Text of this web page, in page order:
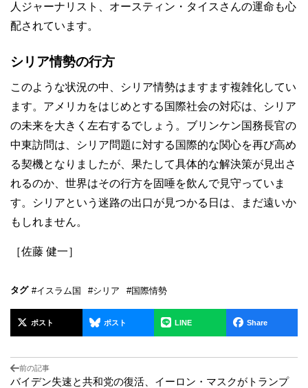
人ジャーナリスト、オースティン・タイスさんの運命も心
配されています。
シリア情勢の行方
このような状況の中、シリア情勢はますます複雑化してい
ます。アメリカをはじめとする国際社会の対応は、シリア
の未来を大きく左右するでしょう。ブリンケン国務長官の
中東訪問は、シリア問題に対する国際的な関心を再び高め
る契機となりましたが、果たして具体的な解決策が見出さ
れるのか、世界はその行方を固唾を飲んで見守っていま
す。シリアという迷路の出口が見つかる日は、まだ遠いか
もしれません。
［佐藤 健一］
タグ #イスラム国 #シリア #国際情勢
ポスト ポスト LINE Share
前の記事
バイデン失速と共和党の復活、イーロン・マスクがトランプ